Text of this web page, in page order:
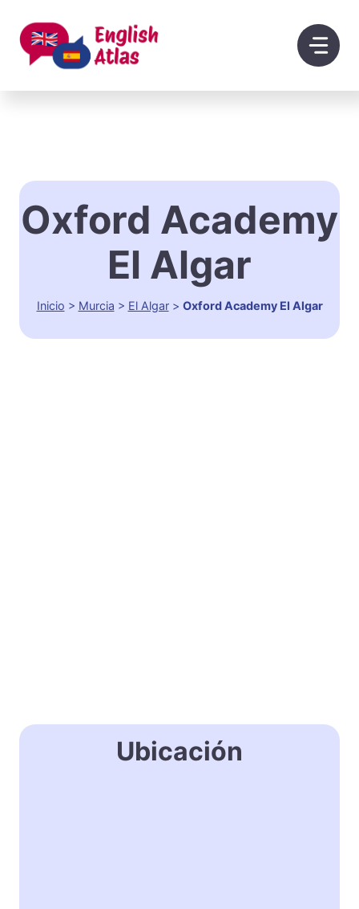
contenido
Oxford Academy
El Algar
Inicio > Murcia > El Algar> Oxford Academy El Algar
Ubicación